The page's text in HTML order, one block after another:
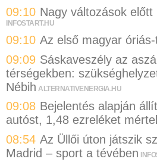
09:10 Nagy változások
INFOSTART.HU
09:10 Az első magyar
09:09 Sáskaveszély az
térségekben:
Nébih ALTERNATIVENERGIA.HU
09:08 Bejelentés alapján
autóst, 1,48 ezreléket
08:54 Az Üllői úton játszik
Madrid – sport a tévében